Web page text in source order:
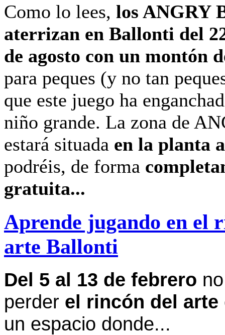
Como lo lees, los ANGRY
aterrizan en Ballonti del
de agosto con un montón
para peques (y no tan
que este juego ha
niño grande. La zona de
estará situada en la planta
podréis, de forma
gratuita...
Aprende jugando en el
arte Ballonti
Del 5 al 13 de febrero
perder el rincón del
un espacio donde...